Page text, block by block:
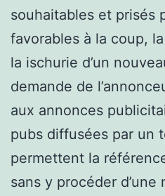
souhaitables et prisés
favorables à la coup,
la ischurie d’un
demande de
aux annonces
pubs diffusées par un
permettent la
sans y procéder d’une